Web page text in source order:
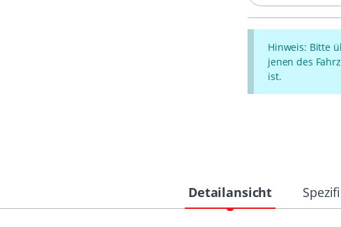
Hinweis: Bitte
jenen des
ist.
Detailansicht